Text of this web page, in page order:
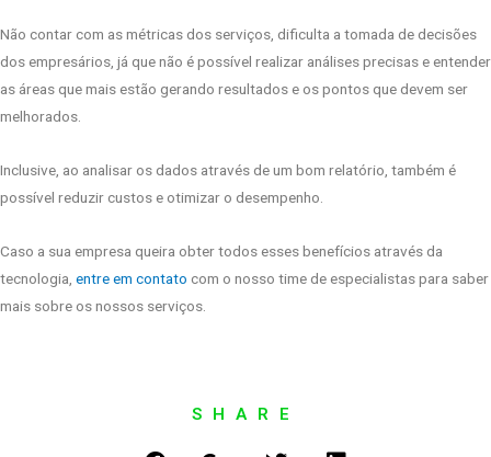
Não contar com as métricas dos serviços, dificulta a tomada de decisões
dos empresários, já que não é possível realizar análises precisas e entender
as áreas que mais estão gerando resultados e os pontos que devem ser
melhorados.
Inclusive, ao analisar os dados através de um bom relatório, também é
possível reduzir custos e otimizar o desempenho.
Caso a sua empresa queira obter todos esses benefícios através da
tecnologia, entre em contato com o nosso time de especialistas para saber
mais sobre os nossos serviços.
SHARE